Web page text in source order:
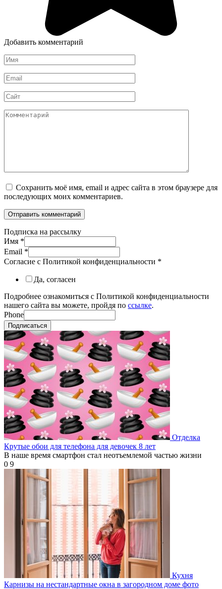
Добавить комментарий
Имя
*
Email
*
Сайт
Комментарий
Сохранить моё имя, email и адрес сайта в этом браузере для
последующих моих комментариев.
Подписка на рассылку
Имя *
Email *
Согласие с Политикой конфиденциальности *
Да, согласен
Подробнее ознакомиться с Политикой конфиденциальности
нашего сайта вы можете, пройдя по ссылке.
Phone
Подписаться
Отделка
Крутые обои для телефона для девочек 8 лет
В наше время смартфон стал неотъемлемой частью жизни
0 9
Кухня
Карнизы на нестандартные окна в загородном доме фото